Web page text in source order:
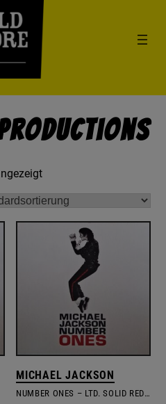
MICHAEL JACKSON
NUMBER ONES – LTD. SOLID RED VINYL